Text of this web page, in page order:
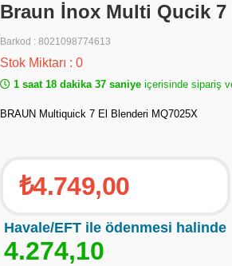
Braun İnox Multi Qucik 7
Barkod : 8021098774613
Stok Miktarı : 0
1 saat 18 dakika 36 saniye içerisinde sipariş
BRAUN Multiquick 7 El Blenderi MQ7025X
₺4.749,00
Havale/EFT ile ödenmesi halinde
4.274,10